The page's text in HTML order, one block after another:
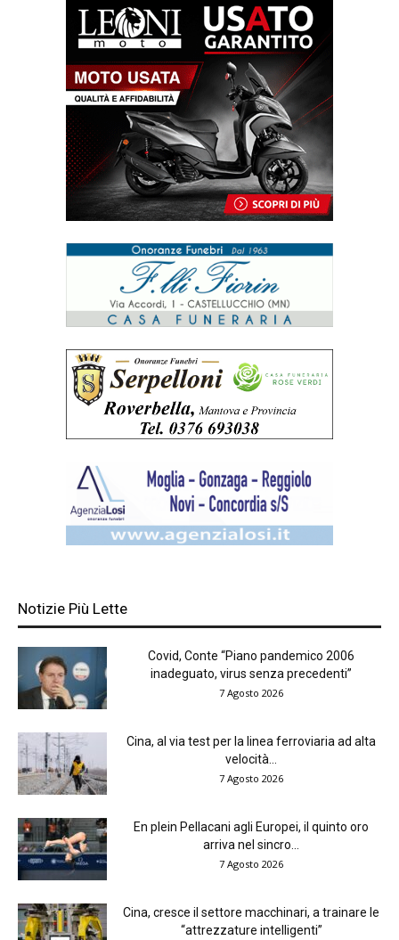
Notizie Più Lette
Covid, Conte “Piano pandemico 2006
inadeguato, virus senza precedenti”
7 Agosto 2026
Cina, al via test per la linea ferroviaria ad alta
velocità...
7 Agosto 2026
En plein Pellacani agli Europei, il quinto oro
arriva nel sincro...
7 Agosto 2026
Cina, cresce il settore macchinari, a trainare le
“attrezzature intelligenti”